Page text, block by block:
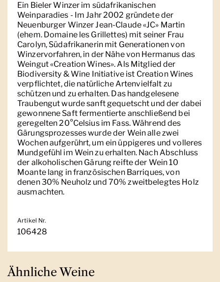
Ein Bieler Winzer im südafrikanischen
Weinparadies - Im Jahr 2002 gründete der
Neuenburger Winzer Jean-Claude «JC» Martin
(ehem. Domaine les Grillettes) mit seiner Frau
Carolyn, Südafrikanerin mit Generationen von
Winzervorfahren, in der Nähe von Hermanus das
Weingut «Creation Wines». Als Mitglied der
Biodiversity & Wine Initiative ist Creation Wines
verpflichtet, die natürliche Artenvielfalt zu
schützen und zu erhalten. Das handgelesene
Traubengut wurde sanft gequetscht und der dabei
gewonnene Saft fermentierte anschließend bei
geregelten 20°Celsius im Fass. Während des
Gärungsprozesses wurde der Wein alle zwei
Wochen aufgerührt, um ein üppigeres und volleres
Mundgefühl im Wein zu erhalten. Nach Abschluss
der alkoholischen Gärung reifte der Wein 10
Moante lang in französischen Barriques, von
denen 30% Neuholz und 70% zweitbelegtes Holz
ausmachten.
Artikel Nr.
106428
Ähnliche Weine